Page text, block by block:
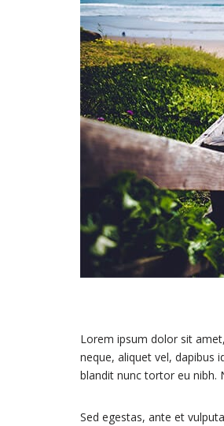
Lorem ipsum dolor sit
neque, aliquet vel, dapibus
blandit nunc tortor eu nibh.
Sed egestas, ante et